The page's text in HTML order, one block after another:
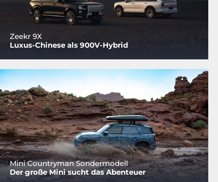
Zeekr 9X
Luxus-Chinese als 900V-Hybrid
Mini Countryman Sondermodell
Der große Mini sucht das Abenteuer